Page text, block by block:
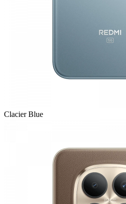
Clacier Blue